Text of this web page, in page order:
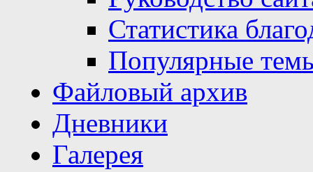
Статистика
Популярные
Файловый архив
Дневники
Галерея